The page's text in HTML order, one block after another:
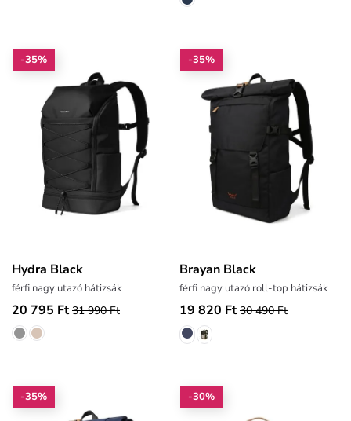
-35%
Hydra Black
férfi nagy utazó hátizsák
20 795 Ft 31 990 Ft
-35%
Brayan Black
férfi nagy utazó roll-top hátizsák
19 820 Ft 30 490 Ft
-35% -30%